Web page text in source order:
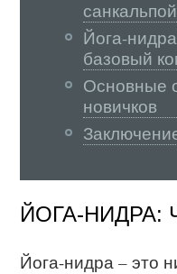
Йога-
базовый
Основные
новичков
ЙОГА-НИДРА:
Йога-нидра – это